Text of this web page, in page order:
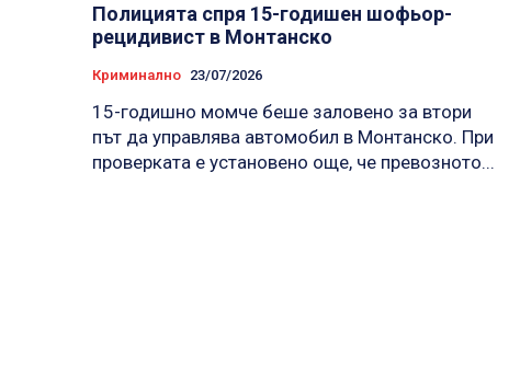
Полицията спря 15-годишен шофьор-
рецидивист в Монтанско
Криминално 23/07/2026
15-годишно момче беше заловено за втори
път да управлява автомобил в Монтанско. При
проверката е установено още, че превозното...